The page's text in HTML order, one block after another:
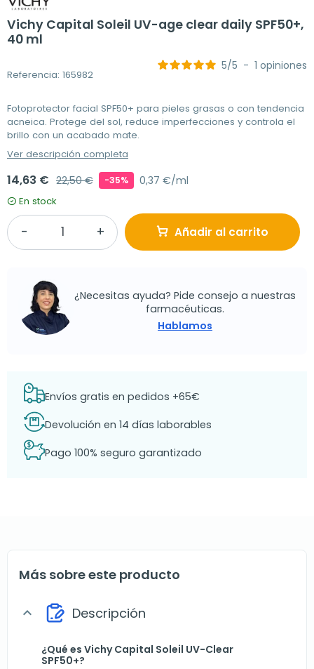
Vichy Capital Soleil UV-age clear daily SPF50+,
40 ml
Referencia: 165982
5/5 - 1 opiniones
Fotoprotector facial SPF50+ para pieles grasas o con tendencia
acneica. Protege del sol, reduce imperfecciones y controla el
brillo con un acabado mate.
Ver descripción completa
14,63 € 22,50 € -35% 0,37 €/ml
En stock
Añadir al carrito
¿Necesitas ayuda? Pide consejo a nuestras
farmacéuticas.
Hablamos
Envíos gratis en pedidos +65€
Devolución en 14 días laborables
Pago 100% seguro garantizado
Más sobre este producto
expand_more Descripción
¿Qué es Vichy Capital Soleil UV-Clear
SPF50+?